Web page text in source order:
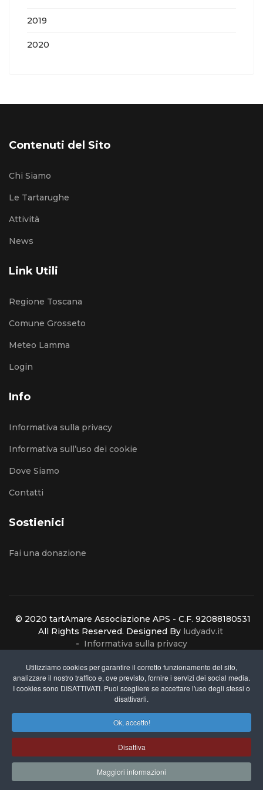
2019
2020
Contenuti del Sito
Chi Siamo
Le Tartarughe
Attività
News
Link Utili
Regione Toscana
Comune Grosseto
Meteo Lamma
Login
Info
Informativa sulla privacy
Informativa sull’uso dei cookie
Dove Siamo
Contatti
Sostienici
Fai una donazione
© 2020 tartAmare Associazione APS - C.F. 92088180531
All Rights Reserved. Designed By ludyadv.it
- Informativa sulla privacy
Share
Utilizziamo cookies per garantire il corretto funzionamento del sito,
analizzare il nostro traffico e, ove previsto, fornire i servizi dei social media.
I cookies sono DISATTIVATI. Puoi scegliere se accettare l'uso degli stessi o
disattivarli.
Ok, accetto!
Disattiva
Maggiori informazioni